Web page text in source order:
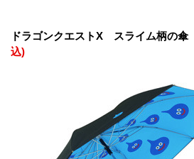
ドラゴンクエストX スライム柄の傘
込)